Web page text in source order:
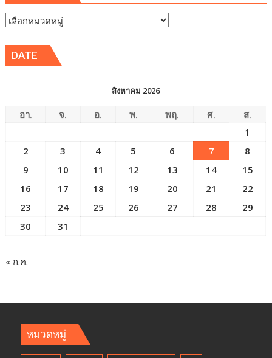
หัวข้อ
DATE
สิงหาคม 2026
อา. จ. อ. พ. พฤ. ศ.
ส.
1
2
3 4 5 6 7
8
9
10 11 12 13 14
15
16
17 18 19 20 21
22
23
24 25 26 27 28
29
30
31
« ก.ค.
หมวดหมู่